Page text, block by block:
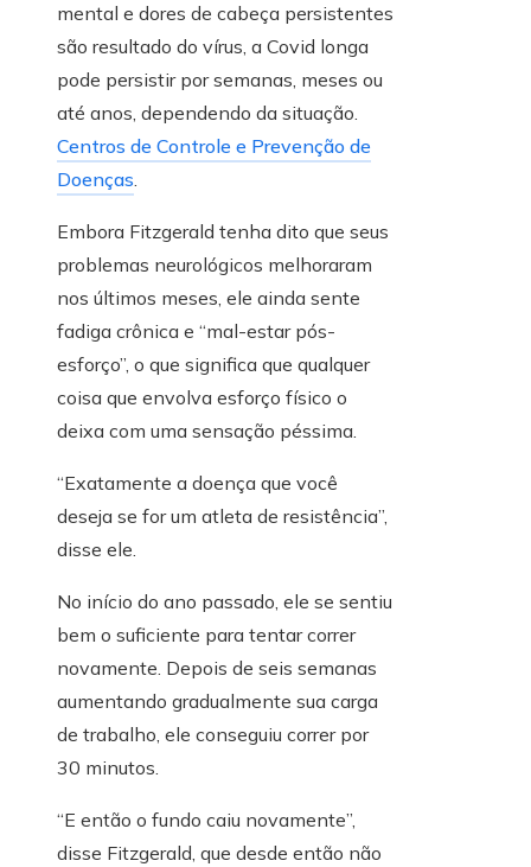
mental e dores de cabeça persistentes
são resultado do vírus, a Covid longa
pode persistir por semanas, meses ou
até anos, dependendo da situação.
Centros de Controle e Prevenção de
Doenças.
Embora Fitzgerald tenha dito que seus
problemas neurológicos melhoraram
nos últimos meses, ele ainda sente
fadiga crônica e “mal-estar pós-
esforço”, o que significa que qualquer
coisa que envolva esforço físico o
deixa com uma sensação péssima.
“Exatamente a doença que você
deseja se for um atleta de resistência”,
disse ele.
No início do ano passado, ele se sentiu
bem o suficiente para tentar correr
novamente. Depois de seis semanas
aumentando gradualmente sua carga
de trabalho, ele conseguiu correr por
30 minutos.
“E então o fundo caiu novamente”,
disse Fitzgerald, que desde então não